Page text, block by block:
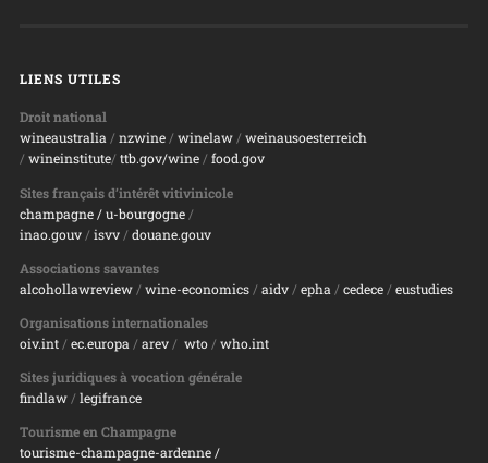
LIENS UTILES
Droit national
wineaustralia/ nzwine/ winelaw/ weinausoesterreich
/ wineinstitute/ ttb.gov/wine/ food.gov
Sites français d’intérêt vitivinicole
champagne/ u-bourgogne/
inao.gouv/ isvv/ douane.gouv
Associations savantes
alcohollawreview/ wine-economics/ aidv/ epha / cedece/ eustudies
Organisations internationales
oiv.int/ ec.europa / arev/ wto/ who.int
Sites juridiques à vocation générale
findlaw/ legifrance
Tourisme en Champagne
tourisme-champagne-ardenne /